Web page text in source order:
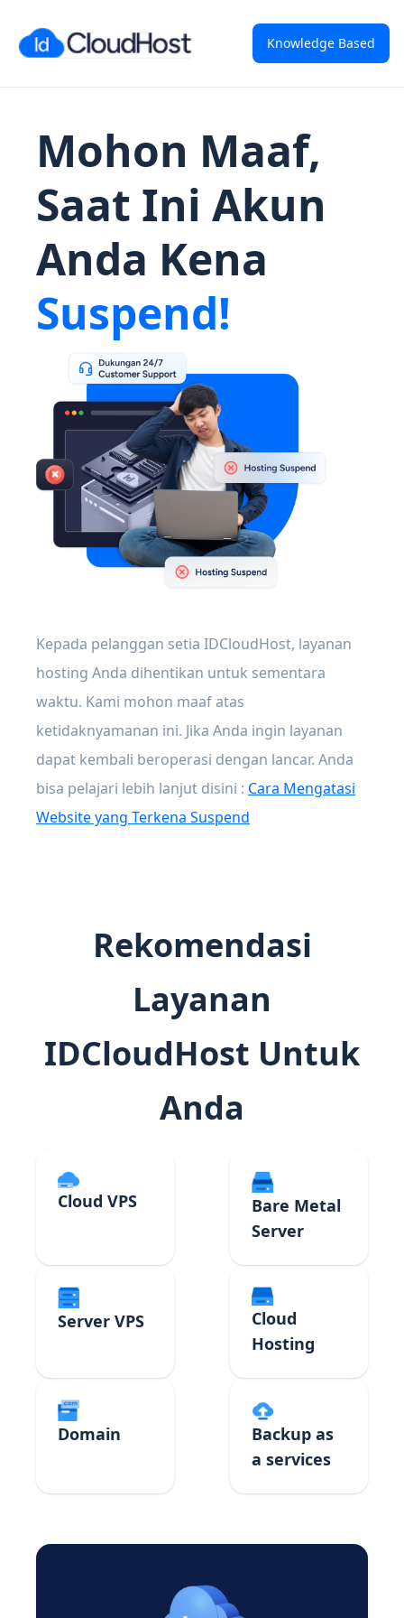
Knowledge Based
Mohon Maaf,
Saat Ini Akun
Anda Kena
Suspend!
Kepada pelanggan setia IDCloudHost, layanan
hosting Anda dihentikan untuk sementara
waktu. Kami mohon maaf atas
ketidaknyamanan ini. Jika Anda ingin layanan
dapat kembali beroperasi dengan lancar. Anda
bisa pelajari lebih lanjut disini : Cara Mengatasi
Website yang Terkena Suspend
Rekomendasi
Layanan
IDCloudHost Untuk
Anda
Cloud VPS
Bare Metal
Server
Server VPS
Cloud
Hosting
Domain
Backup as
a services